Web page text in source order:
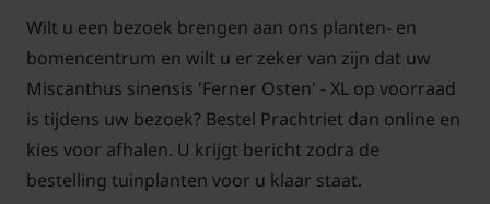
Wilt u een bezoek brengen aan ons planten- en
bomencentrum en wilt u er zeker van zijn dat uw
Miscanthus sinensis 'Ferner Osten' - XL op voorraad
is tijdens uw bezoek? Bestel Prachtriet dan online en
kies voor afhalen. U krijgt bericht zodra de
bestelling tuinplanten voor u klaar staat.